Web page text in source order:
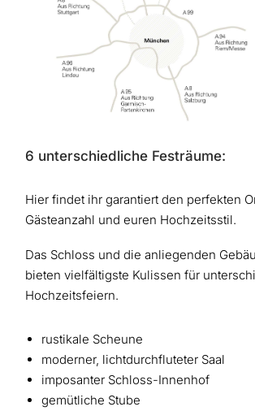
6 unterschiedliche Festräume:
Hier findet ihr garantiert den perfekten
Gästeanzahl und euren Hochzeitsstil.
Das Schloss und die anliegenden
bieten vielfältigste Kulissen für
Hochzeitsfeiern.
rustikale Scheune
moderner, lichtdurchfluteter Saal
imposanter Schloss-Innenhof
gemütliche Stube